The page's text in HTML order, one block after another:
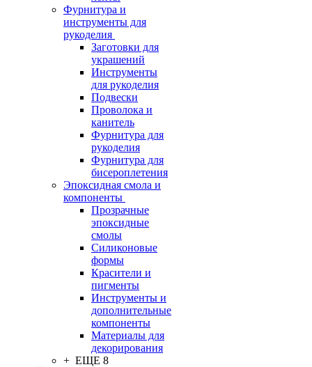
Фурнитура и
инструменты для
рукоделия
Заготовки для
украшений
Инструменты
для рукоделия
Подвески
Проволока и
канитель
Фурнитура для
рукоделия
Фурнитура для
бисероплетения
Эпоксидная смола и
компоненты
Прозрачные
эпоксидные
смолы
Силиконовые
формы
Красители и
пигменты
Инструменты и
дополнительные
компоненты
Материалы для
декорирования
+ ЕЩЕ 8